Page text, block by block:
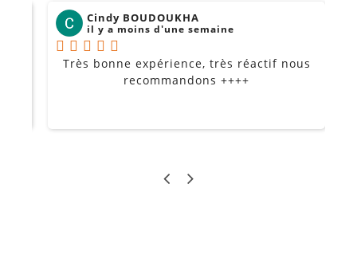
Cindy BOUDOUKHA
il y a moins d'une semaine
Très bonne expérience, très réactif nous
recommandons ++++